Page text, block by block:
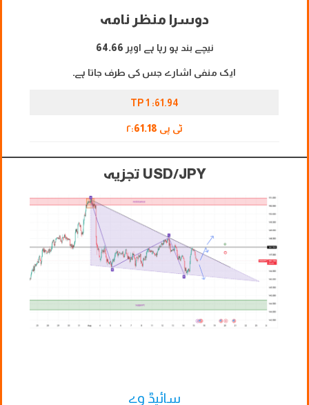
دوسرا منظر نامہ
نیچے بند ہو رہا ہے اوپر 64.66
ایک منفی اشارے جس کی طرف جاتا ہے۔
TP 1 :61.94
ٹی پی ۲: 61.18
USD/JPY تجزیہ
سائیڈ وے